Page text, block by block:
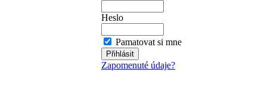
Heslo
Pamatovat si mne
Zapomenuté údaje?